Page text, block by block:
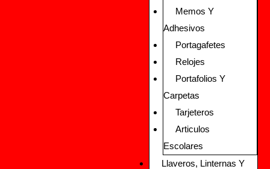
Memos Y
Adhesivos
Portagafetes
Relojes
Portafolios Y
Carpetas
Tarjeteros
Articulos
Escolares
Llaveros, Linternas Y